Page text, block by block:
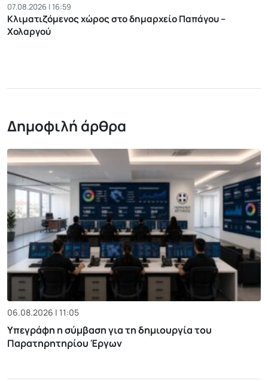
07.08.2026 | 16:59
Κλιματιζόμενος χώρος στο δημαρχείο Παπάγου –
Χολαργού
Δημοφιλή άρθρα
06.08.2026 | 11:05
Υπεγράφη η σύμβαση για τη δημιουργία του
Παρατηρητηρίου Έργων